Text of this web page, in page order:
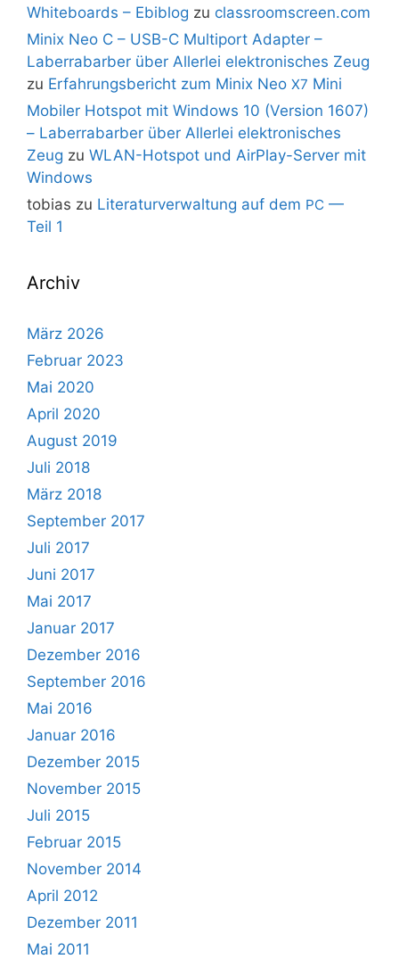
Whiteboards – Ebiblog zu classroomscreen.com
Minix Neo C – USB-C Multiport Adapter –
Laberrabarber über Allerlei elektronisches Zeug
zu Erfahrungsbericht zum Minix Neo X7 Mini
Mobiler Hotspot mit Windows 10 (Version 1607)
– Laberrabarber über Allerlei elektronisches
Zeug zu WLAN-Hotspot und AirPlay-Server mit
Windows
tobias zu Literaturverwaltung auf dem PC —
Teil 1
Archiv
März 2026
Februar 2023
Mai 2020
April 2020
August 2019
Juli 2018
März 2018
September 2017
Juli 2017
Juni 2017
Mai 2017
Januar 2017
Dezember 2016
September 2016
Mai 2016
Januar 2016
Dezember 2015
November 2015
Juli 2015
Februar 2015
November 2014
April 2012
Dezember 2011
Mai 2011